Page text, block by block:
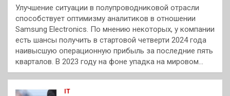
Улучшение ситуации в полупроводниковой отрасли
способствует оптимизму аналитиков в отношении
Samsung Electronics. По мнению некоторых, у компании
есть шансы получить в стартовой четверти 2024 года
наивысшую операционную прибыль за последние пять
кварталов. В 2023 году на фоне упадка на мировом…
IT